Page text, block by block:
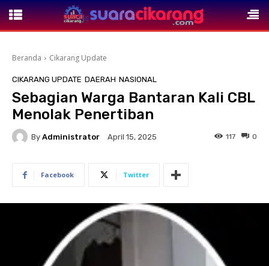
Beranda Cikarang Update
CIKARANG UPDATE DAERAH NASIONAL
Sebagian Warga Bantaran Kali CBL
Menolak Penertiban
By Administrator April 15, 2025 0
117
Facebook Twitter